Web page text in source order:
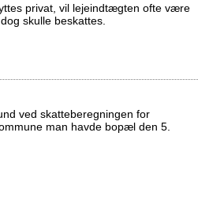
privat, vil lejeindtægten ofte være
skulle beskattes.
ved skatteberegningen for
man havde bopæl den 5.